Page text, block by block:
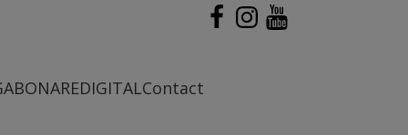
ABONAREDIGITALContact